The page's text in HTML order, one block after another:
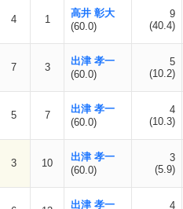
4 1
高井 彰大
(60.0)
9
(40.4)
7 3
出津 孝一
(60.0)
5
(10.2)
5 7
出津 孝一
(60.0)
4
(10.3)
3 10
出津 孝一
(60.0)
3
(5.9)
出津 孝一
4